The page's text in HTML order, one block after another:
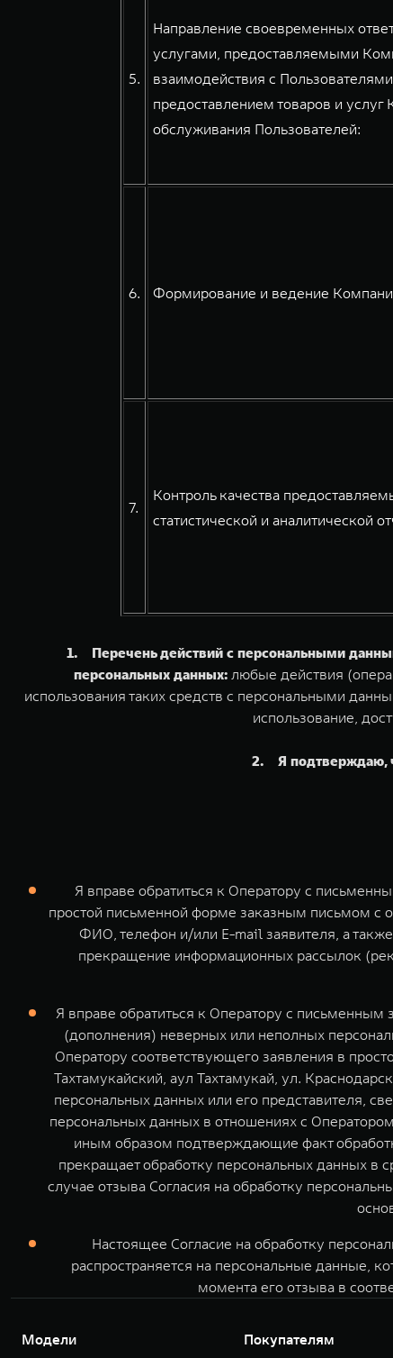
5.
Направление своевременных
услугами, предоставляемыми
взаимодействия с
предоставлением товаров и
обслуживания Пользователей:
6. Формирование и ведение
7.
Контроль качества
статистической и аналитической
1. Перечень действий с персональными
персональных данных:любые действия
использования таких средств с персональными
использование,
2. Я подтверждаю,
Я вправе обратиться к Оператору с
простой письменной форме заказным письмом с
ФИО, телефон и/или E-mail заявителя, а
прекращение информационных рассылок
Я вправе обратиться к Оператору с
(дополнения) неверных или неполных
Оператору соответствующего заявления в
Тахтамукайский, аул Тахтамукай, ул.
персональных данных или его представителя,
персональных данных в отношениях с
иным образом подтверждающие факт
прекращает обработку персональных данных в
случае отзыва Согласия на обработку
Настоящее Согласие на обработку
распространяется на персональные данные,
момента его отзыва в
Модели Покупателям